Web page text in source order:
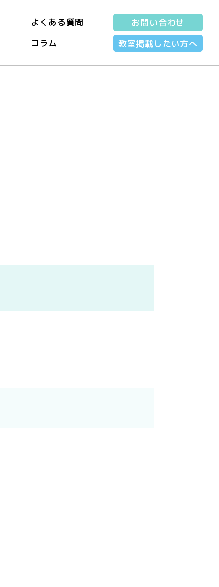
よくある質問
コラム
お問い合わせ
教室掲載したい方へ